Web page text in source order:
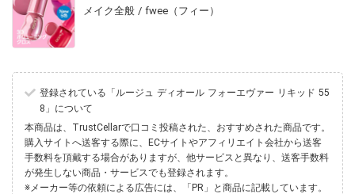
メイク全般 / fwee（フィー）
登録されている「ルージュ ディオール フォーエヴァー リキッド 55
8」について
本商品は、TrustCellarで口コミ投稿された、おすすめされた商品です。
購入サイトへ送客する際に、ECサイトやアフィリエイト会社から送客
手数料を頂戴する場合がありますが、他サービスと異なり、送客手数料
が発生しない商品・サービスでも登録されます。
※メーカー等の依頼による広告には、「PR」と商品に記載しています。